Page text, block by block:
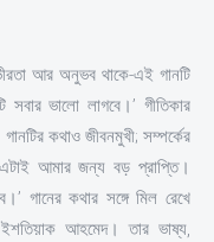
আর অনুভব থাকে-এই গানটি
ভালো লাগবে।’ গীতিকার
কথাও জীবনমুখী; সম্পর্কের
এটাই আমার জন্য বড় প্রাপ্তি।
গানের কথার সঙ্গে মিল রেখে
ইশতিয়াক আহমেদ। তার ভাষ্য,